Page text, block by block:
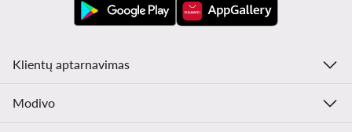
Klientų aptarnavimas
Modivo